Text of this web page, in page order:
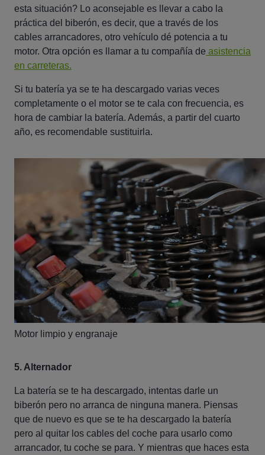
esta situación? Lo aconsejable es llevar a cabo la
práctica del
biberón, es decir, que a través de los
cables arrancadores, otro vehículo dé potencia a tu
motor. Otra opción es llamar a tu compañía de asistencia
en carreteras.
Si tu batería ya se te ha descargado varias veces
completamente o el motor se te cala con frecuencia, es
hora de cambiar la batería. Además, a partir del cuarto
año, es recomendable sustituirla.
Motor limpio y engranaje
5. Alternador
La batería se te ha descargado, intentas darle un
biberón pero no arranca de ninguna manera. Piensas
que de nuevo es que se te ha descargado la batería
pero al quitar los cables del coche para usarlo como
arrancador, tu coche se para. Y mientras que haces esta